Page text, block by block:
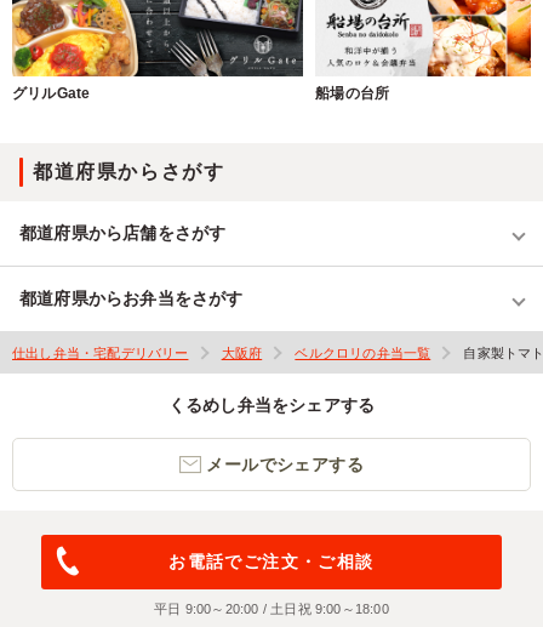
グリルGate 船場の台所
都道府県からさがす
都道府県から店舗をさがす
都道府県からお弁当をさがす
仕出し弁当・宅配デリバリー 大阪府 ベルクロリの弁当一覧 自家製トマ
くるめし弁当をシェアする
メールでシェアする
お電話でご注文・ご相談
平日 9:00～20:00 / 土日祝 9:00～18:00